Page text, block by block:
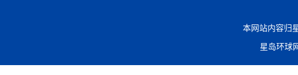
本网站内容归
星岛环球